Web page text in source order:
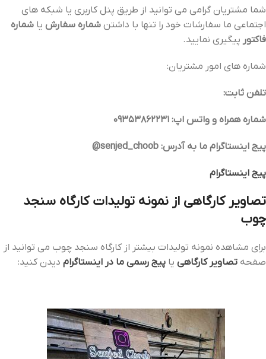
شما مشتریان گرامی می توانید از طریق پنل کاربری یا شبکه های
اجتماعی ما سفارشات خود را تنها با داشتن شماره سفارش یا شماره
فاکتور پیگیری نمایید.
شماره های امور مشتریان:
تلفن ثابت:
شماره همراه و واتس اپ: 09353862231
پیج اینستاگرام ما به آدرس: senjed_choob@
پیج اینستاگرام
تصاویر کارگاهی از نمونه تولیدات کارگاه سنجد
چوب
برای مشاهده نمونه تولیدات بیشتر از کارگاه سنجد چوب می توانید از
صفحه تصاویر کارگاهی یا پیج رسمی ما در اینستاگرام دیدن کنید: